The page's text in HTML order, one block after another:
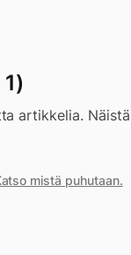
artikkelia.
mistä puhutaan.